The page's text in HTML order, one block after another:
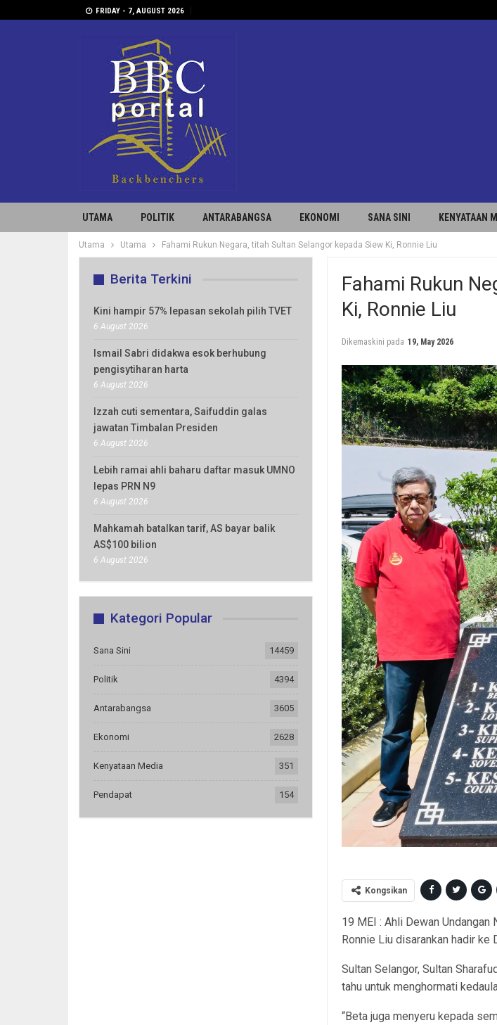
FRIDAY - 7, AUGUST 2026
UTAMA POLITIK ANTARABANGSA EKONOMI SANA SINI KENYATAAN
Utama Utama Fahami Rukun Negara, titah Sultan Selangor kepada Siew Ki, Ronnie Liu
Fahami Rukun
Ki, Ronnie Liu
Dikemaskini pada 19, May 2026
Kongsikan
19 MEI : Ahli Dewan
Ronnie Liu disarankan hadir ke
Sultan Selangor, Sultan
tahu untuk menghormati
“Beta juga menyeru kepada
Berita Terkini
Kini hampir 57% lepasan sekolah pilih TVET
6 August 2026
Ismail Sabri didakwa esok berhubung
pengisytiharan harta
6 August 2026
Izzah cuti sementara, Saifuddin galas
jawatan Timbalan Presiden
6 August 2026
Lebih ramai ahli baharu daftar masuk UMNO
lepas PRN N9
6 August 2026
Mahkamah batalkan tarif, AS bayar balik
AS$100 bilion
6 August 2026
Kategori Popular
Sana Sini 14459
Politik 4394
Antarabangsa 3605
Ekonomi 2628
Kenyataan Media 351
Pendapat 154